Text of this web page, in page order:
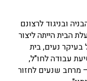
ובניגוד לרצונם
הבית הייתה ליצור
נעים, בית
עבודה לחו"ל,
מרחב שנעים לחזור